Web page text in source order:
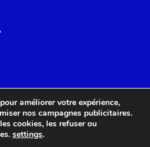
Politique de confidentialité
Déclaration
(non conforme)
améliorer votre expérience,
nos campagnes publicitaires.
cookies, les refuser ou
settings.